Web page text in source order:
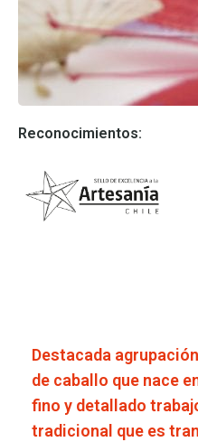
Reconocimientos:
Destacada
de caballo que nace
fino y detallado
tradicional que es